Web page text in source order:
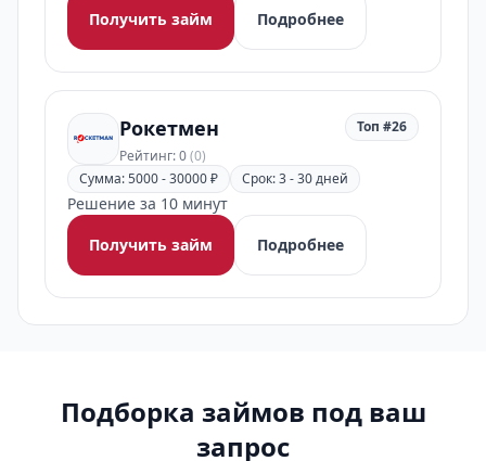
Получить займ
Подробнее
Рокетмен
Рейтинг: 0(0)
Топ #26
Сумма: 5000 - 30000 ₽ Срок: 3 - 30 дней
Решение за 10 минут
Получить займ
Подробнее
Подборка займов под ваш
запрос